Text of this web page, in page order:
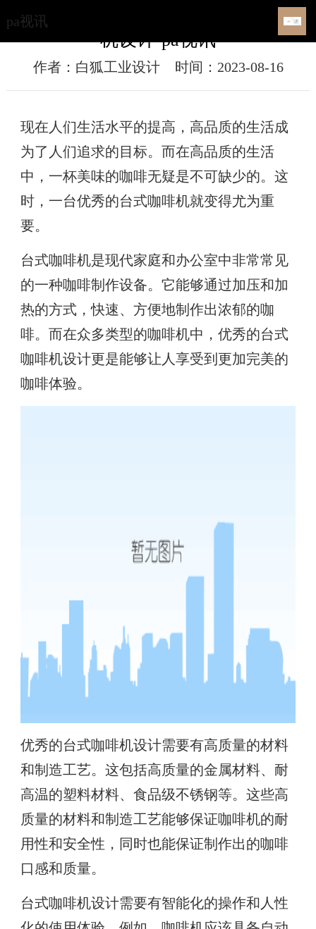
pa视讯
高品质生活，离不开优秀的台式咖啡
机设计-pa视讯
作者：白狐工业设计 时间：2023-08-16
现在人们生活水平的提高，高品质的生活成
为了人们追求的目标。而在高品质的生活
中，一杯美味的咖啡无疑是不可缺少的。这
时，一台优秀的台式咖啡机就变得尤为重
要。
台式咖啡机是现代家庭和办公室中非常常见
的一种咖啡制作设备。它能够通过加压和加
热的方式，快速、方便地制作出浓郁的咖
啡。而在众多类型的咖啡机中，优秀的台式
咖啡机设计更是能够让人享受到更加完美的
咖啡体验。
优秀的台式咖啡机设计需要有高质量的材料
和制造工艺。这包括高质量的金属材料、耐
高温的塑料材料、食品级不锈钢等。这些高
质量的材料和制造工艺能够保证咖啡机的耐
用性和安全性，同时也能保证制作出的咖啡
口感和质量。
台式咖啡机设计需要有智能化的操作和人性